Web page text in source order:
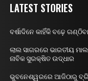
LATEST STORIES
ବର୍ଷାଦିନେ କାହିଁକି ବଢ଼େ
ଲାଲ ସାଗରରେ ଭାରତୀୟ
ନାବିକ ସୁରକ୍ଷିତ ଉଦ୍ଧାର
ଭୁବନେଶ୍ୱରରେ ଆଜିଠାରୁ